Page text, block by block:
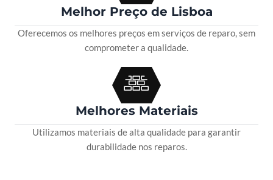
Melhor Preço de Lisboa
Oferecemos os melhores preços em serviços de reparo, sem
comprometer a qualidade.
Melhores Materiais
Utilizamos materiais de alta qualidade para garantir
durabilidade nos reparos.